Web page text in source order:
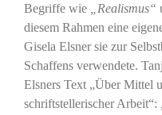
Begriffe wie
„Realismus“
diesem Rahmen eine
Gisela Elsner sie zur
Schaffens verwendete.
Elsners Text „Über Mittel
schriftstellerischer Arbeit“: